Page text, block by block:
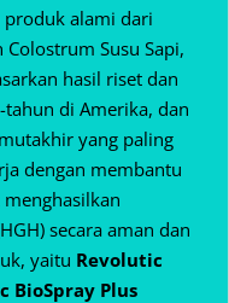
produk alami dari
Susu Sapi,
hasil riset dan
di Amerika, dan
yang paling
dengan membantu
secara aman dan
yaitu Revolutic
BioSpray Plus